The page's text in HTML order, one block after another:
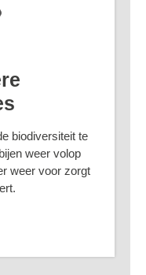
biodiversiteit te
weer volop
weer voor zorgt